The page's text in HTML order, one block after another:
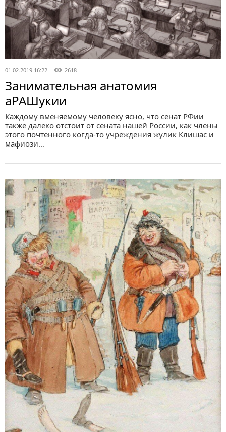
01.02.2019 16:22 2618
Занимательная анатомия
аРАШукии
Каждому вменяемому человеку ясно, что сенат РФии
также далеко отстоит от сената нашей России, как члены
этого почтенного когда-то учреждения жулик Клишас и
мафиози…